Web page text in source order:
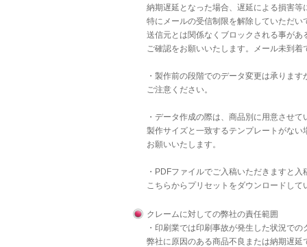
納期遅延となった場合、遅延による損害
特にメールの受信制限を解除していただ
送信元とは関係なくブロックされる事が
ご確認をお願いいたします。メール未到
・製作前の段階でのデータ変更は承りま
ご注意ください。
・データ作成の際は、商品別に用意させ
製作サイズと一致するテンプレートがない
お願いいたします。
・PDFファイルでご入稿いただきますと
こちらからプリセットをダウンロードし
クレームに対しての弊社の責任範囲
・印刷業では印刷事故が発生した状況で
弊社に原因のある商品不良または納期遅